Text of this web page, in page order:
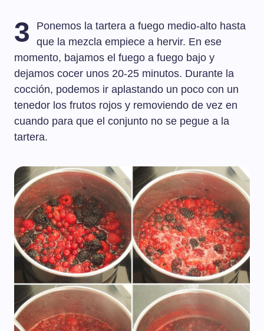
3
Ponemos la tartera a fuego medio-alto hasta
que la mezcla empiece a hervir. En ese
momento, bajamos el fuego a fuego bajo y
dejamos cocer unos 20-25 minutos. Durante la
cocción, podemos ir aplastando un poco con un
tenedor los frutos rojos y removiendo de vez en
cuando para que el conjunto no se pegue a la
tartera.